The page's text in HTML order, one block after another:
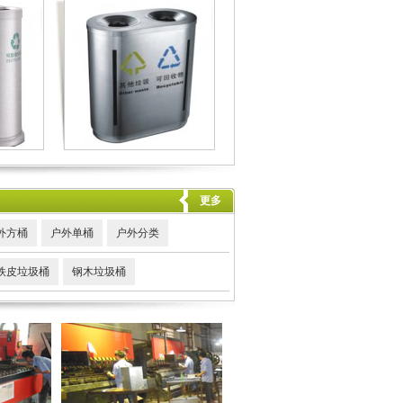
更多
方桶 户外单桶 户外分类
皮垃圾桶 钢木垃圾桶